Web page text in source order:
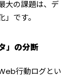
大の課題は、デ
です。
」の分断
行動ログとい